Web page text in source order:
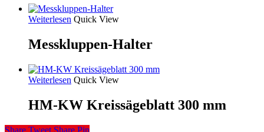
Weiterlesen Quick View
Messkluppen-Halter
Weiterlesen Quick View
HM-KW Kreissägeblatt 300 mm
Share Tweet Share Pin